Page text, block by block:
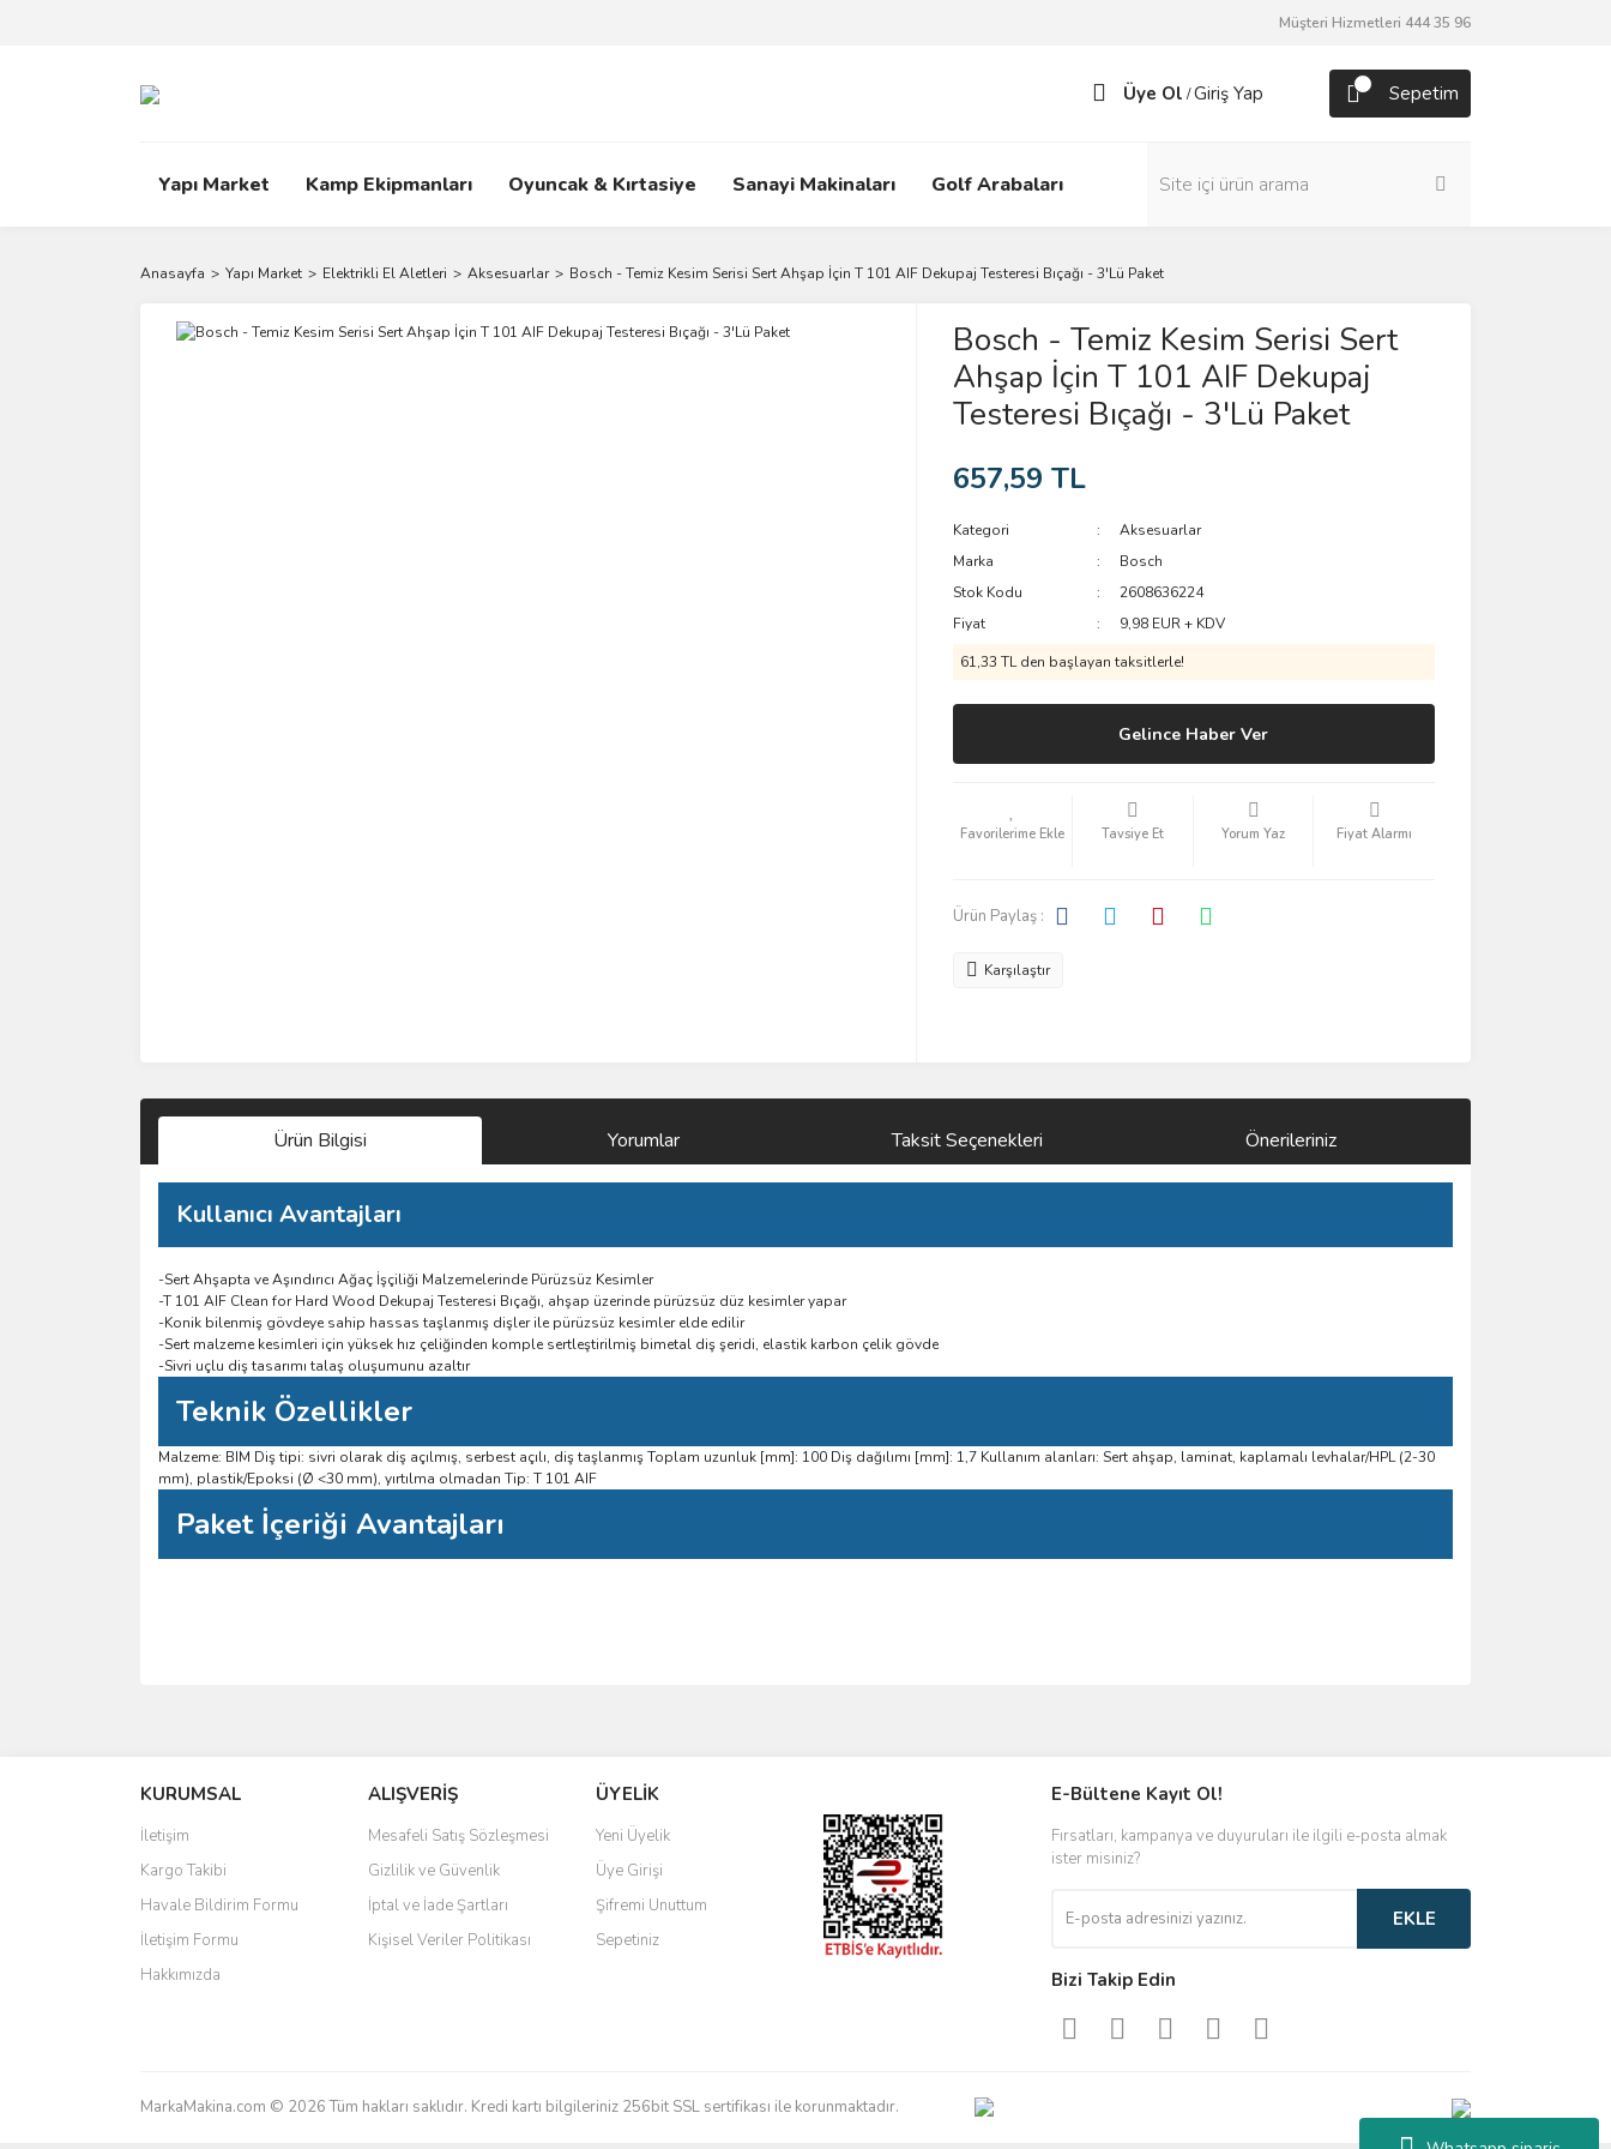
Müşteri Hizmetleri 444 35 96
Üye Ol /Giriş Yap Sepetim
Yapı Market Kamp Ekipmanları Oyuncak & Kırtasiye Sanayi Makinaları Golf Arabaları
Anasayfa Yapı Market Elektrikli El Aletleri Aksesuarlar Bosch - Temiz Kesim Serisi Sert Ahşap İçin T 101 AIF Dekupaj Testeresi Bıçağı - 3'Lü Paket
Bosch - Temiz Kesim Serisi Sert
Ahşap İçin T 101 AIF Dekupaj
Testeresi Bıçağı - 3'Lü Paket
657,59 TL
Kategori
Aksesuarlar
Marka
Bosch
Stok Kodu
2608636224
Fiyat
9,98 EUR + KDV
61,33 TL den başlayan taksitlerle!
Gelince Haber Ver
Tavsiye Et Yorum Yaz Fiyat Alarmı
Ürün Paylaş :
Karşılaştır
Ürün Bilgisi Yorumlar Taksit Seçenekleri Önerileriniz
Kullanıcı Avantajları
-Sert Ahşapta ve Aşındırıcı Ağaç İşçiliği Malzemelerinde Pürüzsüz Kesimler
-T 101 AIF Clean for Hard Wood Dekupaj Testeresi Bıçağı, ahşap üzerinde pürüzsüz düz kesimler yapar
-Konik bilenmiş gövdeye sahip hassas taşlanmış dişler ile pürüzsüz kesimler elde edilir
-Sert malzeme kesimleri için yüksek hız çeliğinden komple sertleştirilmiş bimetal diş şeridi, elastik karbon çelik gövde
-Sivri uçlu diş tasarımı talaş oluşumunu azaltır
Teknik Özellikler
Malzeme: BIM Diş tipi: sivri olarak diş açılmış, serbest açılı, diş taşlanmış Toplam uzunluk [mm]: 100 Diş dağılımı [mm]: 1,7 Kullanım alanları: Sert ahşap, laminat, kaplamalı levhalar/HPL (2-30
mm), plastik/Epoksi (Ø <30 mm), yırtılma olmadan Tip: T 101 AIF
Paket İçeriği Avantajları
Ürün resmi kalitesiz, bozuk veya görüntülenemiyor.
Ürün bilgilerinde hatalar bulunuyor.
Ürün fiyatı diğer sitelerden daha pahalı.
Bu ürüne benzer farklı alternatifler olmalı.
KURUMSAL
İletişim
Kargo Takibi
Havale Bildirim Formu
İletişim Formu
Hakkımızda
ALIŞVERİŞ
Mesafeli Satış Sözleşmesi
Gizlilik ve Güvenlik
İptal ve İade Şartları
Kişisel Veriler Politikası
ÜYELİK
Yeni Üyelik
Üye Girişi
Şifremi Unuttum
Sepetiniz
E-Bültene Kayıt Ol!
Fırsatları, kampanya ve duyuruları ile ilgili e-posta almak
ister misiniz?
EKLE
Bizi Takip Edin
MarkaMakina.com © 2026 Tüm hakları saklıdır. Kredi kartı bilgileriniz 256bit SSL sertifikası ile korunmaktadır.